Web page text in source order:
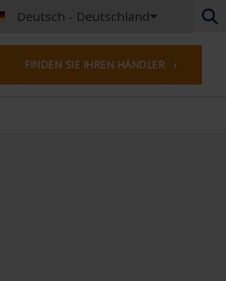
Deutsch - Deutschland
Niederländisch - Belgien
Französisch - Belgien
Niederländisch - Niederlande
FINDEN SIE IHREN HÄNDLER ›